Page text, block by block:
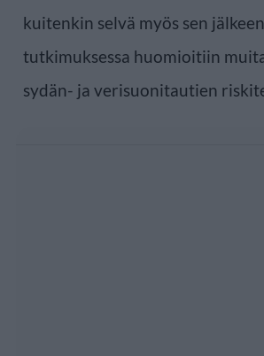
kuitenkin selvä myös sen
tutkimuksessa huomioitiin
sydän- ja verisuonitautien